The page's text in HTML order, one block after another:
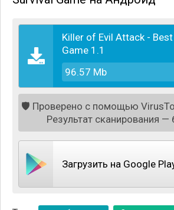
Killer of Evil Attack -
Game 1.1
96.57 Mb
🛡️ Проверено с помощью
Результат сканирования —
Загрузить на Google